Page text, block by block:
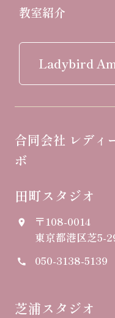
教室紹介
Ladybird
合同会社 レディ
ボ
田町スタジオ
place
〒108-0014
東京都港区芝5-
call 050-3138-5139
芝浦スタジオ